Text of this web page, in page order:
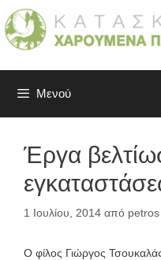
Μετάβαση
σε
περιεχόμενο
Μενού
Έργα
1 Ιουλίου, 2014 από petros
Ο φίλος Γιώργος